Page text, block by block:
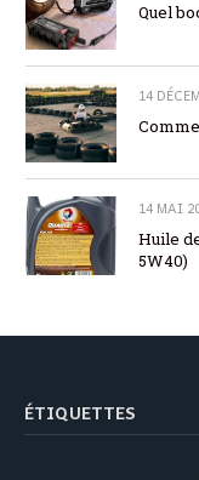
Quel
14
14 MAI
Huile
5W40)
ÉTIQUETTES